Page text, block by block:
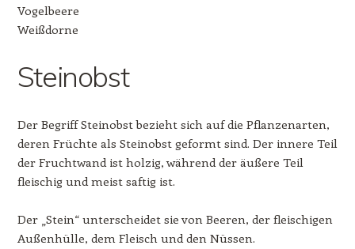
Vogelbeere
Weißdorne
Steinobst
Der Begriff Steinobst bezieht sich auf die Pflanzenarten,
deren Früchte als Steinobst geformt sind. Der innere Teil
der Fruchtwand ist holzig, während der äußere Teil
fleischig und meist saftig ist.
Der „Stein“ unterscheidet sie von Beeren, der fleischigen
Außenhülle, dem Fleisch und den Nüssen.